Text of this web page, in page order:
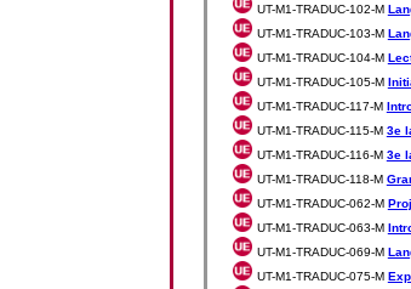
UT-M1-TRADUC-102-M
UT-M1-TRADUC-103-M
UT-M1-TRADUC-104-M
UT-M1-TRADUC-105-M
UT-M1-TRADUC-117-M
UT-M1-TRADUC-115-M 3e
UT-M1-TRADUC-116-M 3e
UT-M1-TRADUC-118-M
UT-M1-TRADUC-062-M
UT-M1-TRADUC-063-M
UT-M1-TRADUC-069-M
UT-M1-TRADUC-075-M